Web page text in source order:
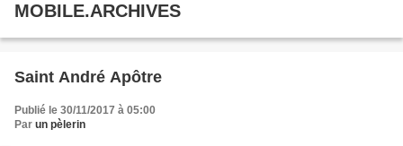
MOBILE.ARCHIVES
Saint André Apôtre
Publié le 30/11/2017 à 05:00
Par un pèlerin